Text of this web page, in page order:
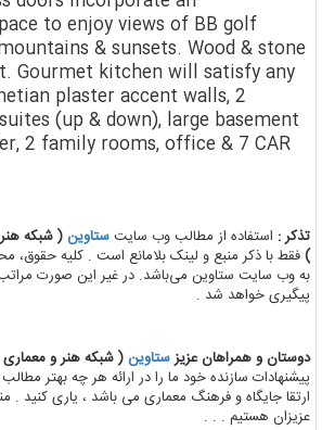
to enjoy views of BB golf
& sunsets. Wood & stone
Gourmet kitchen will satisfy any
plaster accent walls, 2
(up & down), large basement
2 family rooms, office & 7 CAR
تذکر : استفاده از مطالب وب سایتستاوین( شبکه
)فقط با ذکر منبع و لینک بلامانع است . کلیه حقوق،
به وب سایت ستاوین می‌باشد. در غیر این صورت مراتب
پیگیری خواهد شد .
دوستان و همراهان عزیزستاوین( شبکه هنر و
پیشنهادات سازنده خود ما را در ارائه هر چه بهتر
ارتقا جایگاه و فرهنگ معماری می باشد ، یاری کنید .
عزیزان هستیم . . .